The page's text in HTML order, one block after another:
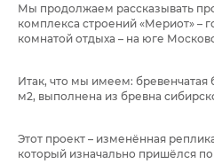
Мы продолжаем рассказывать
комплекса строений «Мериот» –
комнатой отдыха – на юге
Итак, что мы имеем:
м2, выполнена из бревна
Этот проект – изменённая
который изначально пришёлся